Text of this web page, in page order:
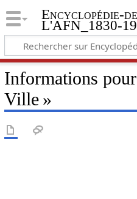
Encyclopédie-
L'AFN_1830-
Informations
Ville »